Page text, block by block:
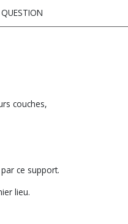
couches,
ce support.
lieu.